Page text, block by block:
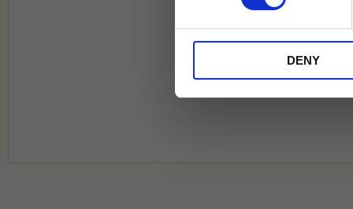
DENY
på ordinarie priser och kan ej